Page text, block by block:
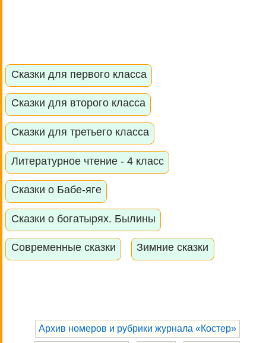
Сказки для первого класса
Сказки для второго класса
Сказки для третьего класса
Литературное чтение - 4 класс
Сказки о Бабе-яге
Сказки о богатырях. Былины
Современные сказки Зимние сказки
Архив номеров и рубрики журнала «Костер»